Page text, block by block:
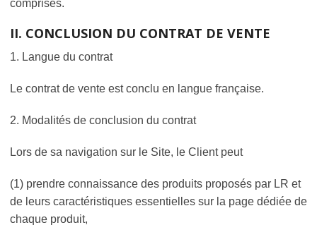
comprises.
II. CONCLUSION DU CONTRAT DE VENTE
1. Langue du contrat
Le contrat de vente est conclu en langue française.
2. Modalités de conclusion du contrat
Lors de sa navigation sur le Site, le Client peut
(1) prendre connaissance des produits proposés par LR et
de leurs caractéristiques essentielles sur la page dédiée de
chaque produit,